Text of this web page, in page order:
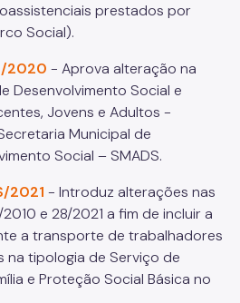
Cidadão, Ouvidoria e Controle
Cidadão (PAC)
de Comunicação com Órgãos de
prestados por
Social).
2020 - Aprova alteração na
Desenvolvimento Social e
Jovens e Adultos -
Municipal de
Social – SMADS.
2021 - Introduz alterações nas
e 28/2021 a fim de incluir a
a transporte de trabalhadores
na tipologia de Serviço de
e Proteção Social Básica no